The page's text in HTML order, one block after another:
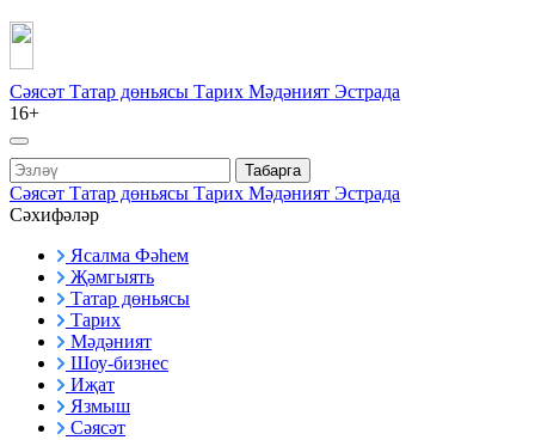
Сәясәт Татар дөньясы Тарих Мәдәният Эстрада
16+
Табарга
Сәясәт Татар дөньясы Тарих Мәдәният Эстрада
Сәхифәләр
Ясалма Фәһем
Җәмгыять
Татар дөньясы
Тарих
Мәдәният
Шоу-бизнес
Иҗат
Язмыш
Сәясәт